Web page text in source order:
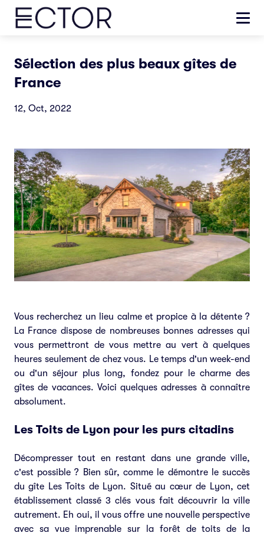
Sélection des plus beaux gîtes de
France
12, Oct, 2022
Vous recherchez un lieu calme et propice à la détente ?
La France dispose de nombreuses bonnes adresses qui
vous permettront de vous mettre au vert à quelques
heures seulement de chez vous. Le temps d'un week-end
ou d'un séjour plus long, fondez pour le charme des
gîtes de vacances. Voici quelques adresses à connaître
absolument.
Les Toits de Lyon pour les purs citadins
Décompresser tout en restant dans une grande ville,
c'est possible ? Bien sûr, comme le démontre le succès
du gîte Les Toits de Lyon. Situé au cœur de Lyon, cet
établissement classé 3 clés vous fait découvrir la ville
autrement. Eh oui, il vous offre une nouvelle perspective
avec sa vue imprenable sur la forêt de toits de la